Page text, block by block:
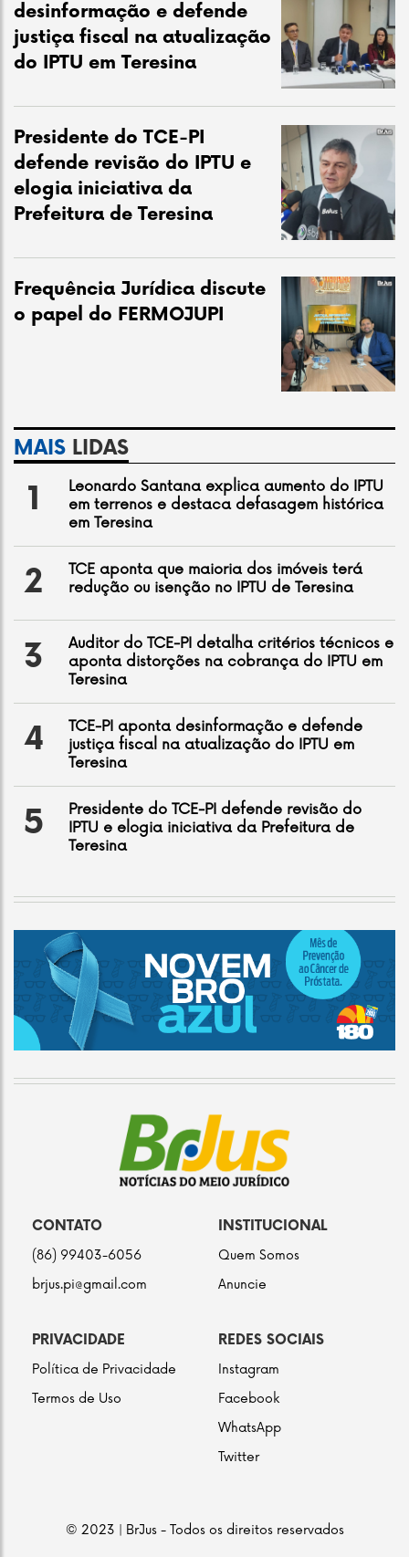
desinformação e defende
justiça fiscal na atualização
do IPTU em Teresina
Presidente do TCE-PI
defende revisão do IPTU e
elogia iniciativa da
Prefeitura de Teresina
Frequência Jurídica discute
o papel do FERMOJUPI
MAIS LIDAS
1
Leonardo Santana explica aumento do IPTU
em terrenos e destaca defasagem histórica
em Teresina
2
TCE aponta que maioria dos imóveis terá
redução ou isenção no IPTU de Teresina
3
Auditor do TCE-PI detalha critérios técnicos e
aponta distorções na cobrança do IPTU em
Teresina
4
TCE-PI aponta desinformação e defende
justiça fiscal na atualização do IPTU em
Teresina
5
Presidente do TCE-PI defende revisão do
IPTU e elogia iniciativa da Prefeitura de
Teresina
CONTATO
(86) 99403-6056
brjus.pi@gmail.com
INSTITUCIONAL
Quem Somos
Anuncie
PRIVACIDADE
Política de Privacidade
Termos de Uso
REDES SOCIAIS
Instagram
Facebook
WhatsApp
Twitter
© 2023 | BrJus - Todos os direitos reservados